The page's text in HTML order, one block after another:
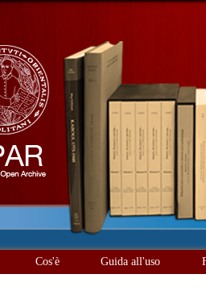
Cos'è Guida all'uso